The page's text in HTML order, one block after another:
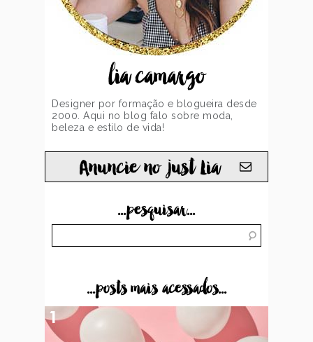
lia camargo
Designer por formação e blogueira desde
2000. Aqui no blog falo sobre moda,
beleza e estilo de vida!
Anuncie no just Lia
...pesquisar...
...posts mais acessados...
1